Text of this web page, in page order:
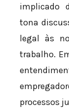
implicado
tona
legal às
trabalho.
processos